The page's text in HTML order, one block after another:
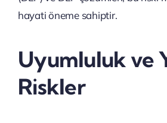
hayati öneme sahiptir.
Uyumluluk ve
Riskler